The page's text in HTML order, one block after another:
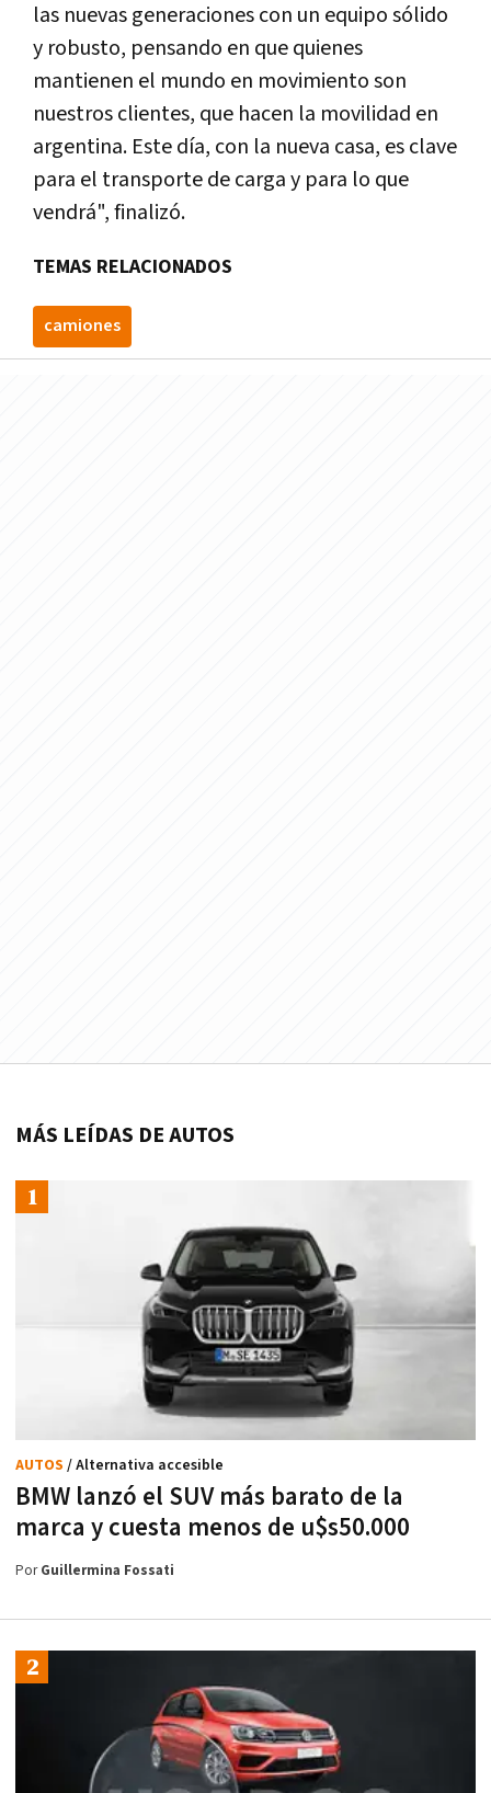
las nuevas generaciones con un equipo sólido
y robusto, pensando en que quienes
mantienen el mundo en movimiento son
nuestros clientes, que hacen la movilidad en
argentina. Este día, con la nueva casa, es clave
para el transporte de carga y para lo que
vendrá", finalizó.
TEMAS RELACIONADOS
camiones
MÁS LEÍDAS DE AUTOS
BMW lanzó el SUV más barato de la
marca y cuesta menos de u$s50.000
AUTOS / Alternativa accesible
PorGuillermina Fossati